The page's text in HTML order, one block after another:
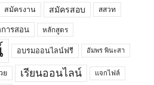
สมัครงาน สมัครสอบ สสวท
การสอน หลักสูตร
อบรมออนไลน์ฟรี อัมพร พินะสา
ย เรียนออนไลน์ แจกไฟล์